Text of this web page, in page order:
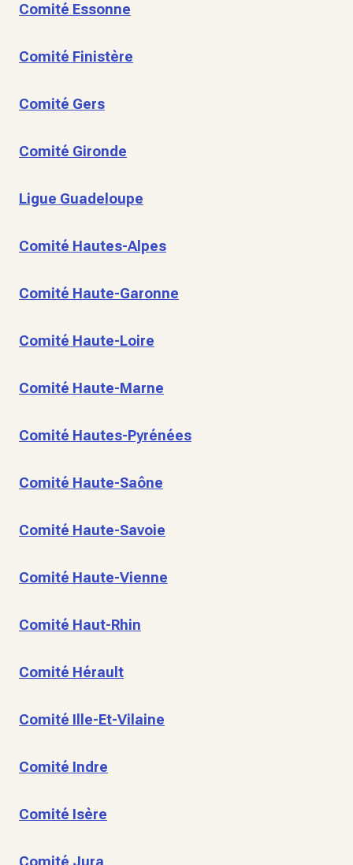
Comité Essonne
Comité Finistère
Comité Gers
Comité Gironde
Ligue Guadeloupe
Comité Hautes-Alpes
Comité Haute-Garonne
Comité Haute-Loire
Comité Haute-Marne
Comité Hautes-Pyrénées
Comité Haute-Saône
Comité Haute-Savoie
Comité Haute-Vienne
Comité Haut-Rhin
Comité Hérault
Comité Ille-Et-Vilaine
Comité Indre
Comité Isère
Comité Jura